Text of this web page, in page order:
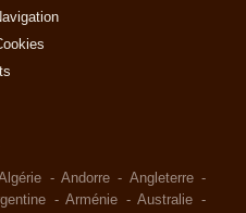
-Andorre - Angleterre -
-Arménie -Australie -